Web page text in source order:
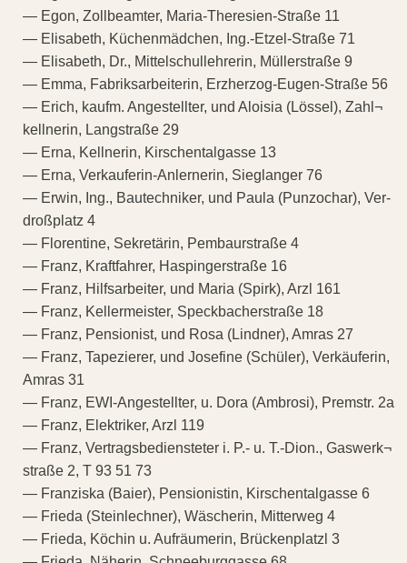
— Egon, Zollbeamter, Maria-Theresien-Straße 11
— Elisabeth, Küchenmädchen, Ing.-Etzel-Straße 71
— Elisabeth, Dr., Mittelschullehrerin, Müllerstraße 9
— Emma, Fabriksarbeiterin, Erzherzog-Eugen-Straße 56
— Erich, kaufm. Angestellter, und Aloisia (Lössel), Zahl¬
kellnerin, Langstraße 29
— Erna, Kellnerin, Kirschentalgasse 13
— Erna, Verkauferin-Anlernerin, Sieglanger 76
— Erwin, Ing., Bautechniker, und Paula (Punzochar), Ver-
droßplatz 4
— Florentine, Sekretärin, Pembaurstraße 4
— Franz, Kraftfahrer, Haspingerstraße 16
— Franz, Hilfsarbeiter, und Maria (Spirk), Arzl 161
— Franz, Kellermeister, Speckbacherstraße 18
— Franz, Pensionist, und Rosa (Lindner), Amras 27
— Franz, Tapezierer, und Josefine (Schüler), Verkäuferin,
Amras 31
— Franz, EWI-Angestellter, u. Dora (Ambrosi), Premstr. 2a
— Franz, Elektriker, Arzl 119
— Franz, Vertragsbediensteter i. P.- u. T.-Dion., Gaswerk¬
straße 2, T 93 51 73
— Franziska (Baier), Pensionistin, Kirschentalgasse 6
— Frieda (Steinlechner), Wäscherin, Mitterweg 4
— Frieda, Köchin u. Aufräumerin, Brückenplatzl 3